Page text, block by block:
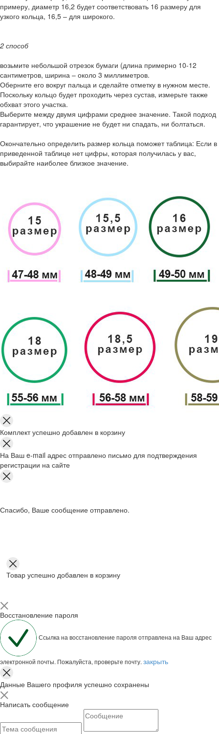
примеру, диаметр 16,2 будет соответствовать 16 размеру для
узкого кольца, 16,5 – для широкого.
2 способ
возьмите небольшой отрезок бумаги (длина примерно 10-12
сантиметров, ширина – около 3 миллиметров.
Оберните его вокруг пальца и сделайте отметку в нужном месте.
Поскольку кольцо будет проходить через сустав, измерьте также
обхват этого участка.
Выберите между двумя цифрами среднее значение. Такой подход
гарантирует, что украшение не будет ни спадать, ни болтаться.
Окончательно определить размер кольца поможет таблица: Если в
приведенной таблице нет цифры, которая получилась у вас,
выбирайте наиболее близкое значение.
Комплект успешно добавлен в корзину
На Ваш e-mail адрес отправлено письмо для подтверждения
регистрации на сайте
Спасибо, Ваше сообщение отправлено.
Товар успешно добавлен в корзину
Восстановление пароля
Ссылка на восстановление пароля отправлена на Ваш адрес
электронной почты. Пожалуйста, проверьте почту. закрыть
Данные Вашего профиля успешно сохранены
Написать сообщение